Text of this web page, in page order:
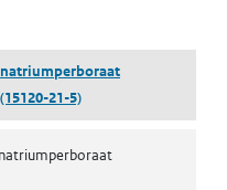
natriumperboraat
(15120-21-5)
natriumperboraat